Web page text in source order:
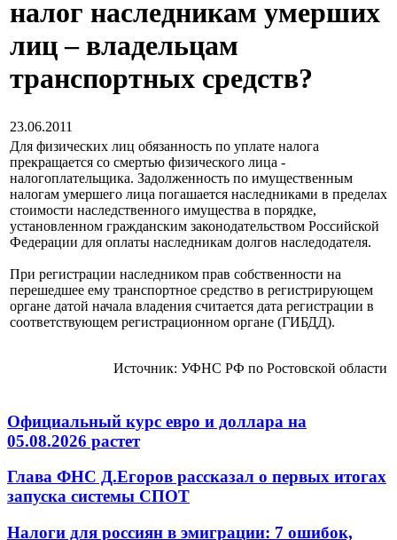
налог наследникам умерших
лиц – владельцам
транспортных средств?
23.06.2011
Для физических лиц обязанность по уплате налога
прекращается со смертью физического лица -
налогоплательщика. Задолженность по имущественным
налогам умершего лица погашается наследниками в пределах
стоимости наследственного имущества в порядке,
установленном гражданским законодательством Российской
Федерации для оплаты наследникам долгов наследодателя.
При регистрации наследником прав собственности на
перешедшее ему транспортное средство в регистрирующем
органе датой начала владения считается дата регистрации в
соответствующем регистрационном органе (ГИБДД).
Источник: УФНС РФ по Ростовской области
Официальный курс евро и доллара на
05.08.2026 растет
Глава ФНС Д.Егоров рассказал о первых итогах
запуска системы СПОТ
Налоги для россиян в эмиграции: 7 ошибок,